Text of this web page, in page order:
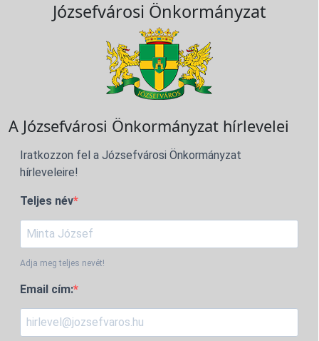
Józsefvárosi Önkormányzat
A Józsefvárosi Önkormányzat hírlevelei
Iratkozzon fel a Józsefvárosi Önkormányzat
hírleveleire!
Teljes név
Adja meg teljes nevét!
Email cím: